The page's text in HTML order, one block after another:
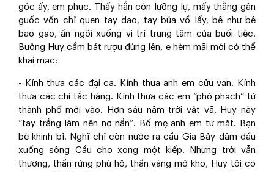
góc ấy, em phục. Thấy hắn còn lưỡng lự, mấy thằng gân
guốc vốn chỉ quen tay dao, tay búa vồ lấy, bê như bê
bao gạo, ấn ngồi xuống vị trí trung tâm của buổi tiệc.
Bưởng Huy cầm bát rượu đứng lên, e hèm mãi mới có thể
khai mạc:
- Kính thưa các đại ca. Kính thưa anh em cửu vạn. Kính
thưa các chị tắc hàng. Kính thưa các em “phò phạch” từ
thành phố mới vào. Hơn sáu năm trời vật vã, Huy này
“tay trắng làm nên nợ nần”. Bố mẹ anh em từ mặt. Bạn
bè khinh bỉ. Nghĩ chỉ còn nước ra cầu Gia Bảy đâm đầu
xuống sông Cầu cho xong một kiếp. Nhưng trời vẫn
thương, thần rừng phù hộ, thần vàng mở kho, Huy tôi có